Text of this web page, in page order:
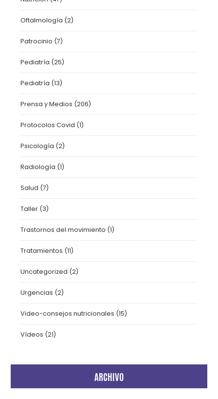
Oftalmología (2)
Patrocinio (7)
Pediatría (25)
Pediatría (13)
Prensa y Medios (206)
Protocolos Covid (1)
Psicología (2)
Radiología (1)
Salud (7)
Taller (3)
Trastornos del movimiento (1)
Tratamientos (11)
Uncategorized (2)
Urgencias (2)
Video-consejos nutricionales (15)
Vídeos (21)
ARCHIVO